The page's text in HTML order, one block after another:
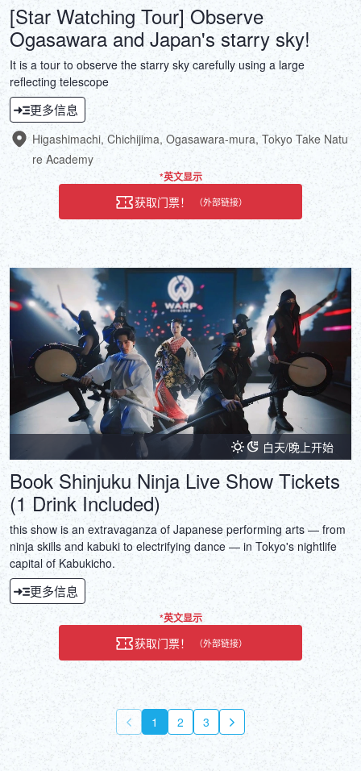
[Star Watching Tour] Observe
Ogasawara and Japan's starry sky!
It is a tour to observe the starry sky carefully using a large
reflecting telescope
更多信息
Higashimachi, Chichijima, Ogasawara-mura, Tokyo Take Natu
re Academy
*英文显示
获取门票！ （外部链接）
白天/晚上开始
Book Shinjuku Ninja Live Show Tickets
(1 Drink Included)
this show is an extravaganza of Japanese performing arts — from
ninja skills and kabuki to electrifying dance — in Tokyo's nightlife
capital of Kabukicho.
更多信息
*英文显示
获取门票！ （外部链接）
1 2 3